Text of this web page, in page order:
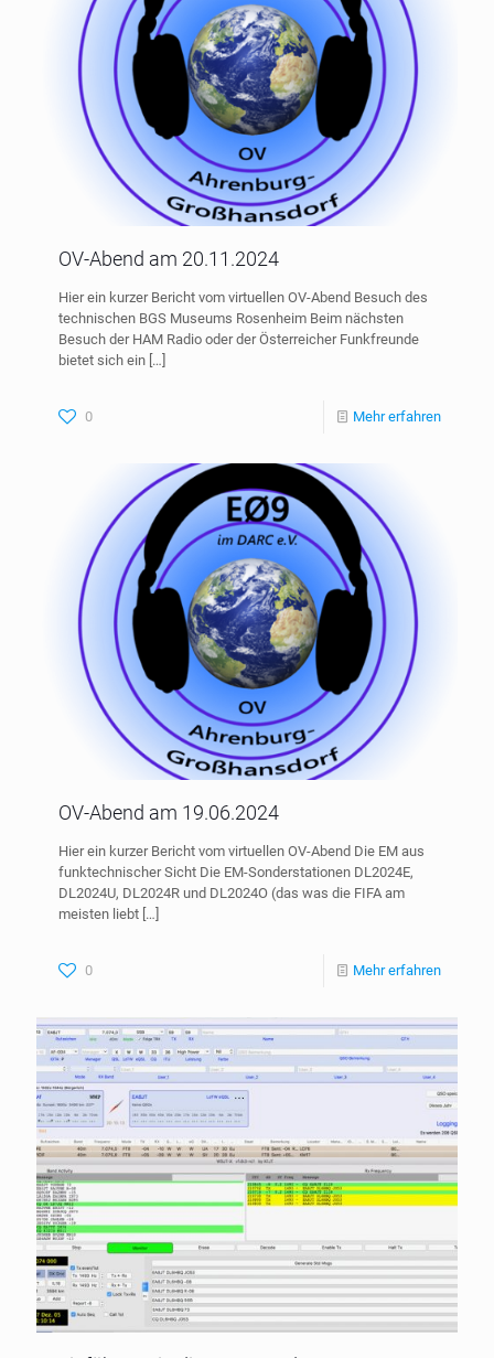
OV-Abend am 20.11.2024
Hier ein kurzer Bericht vom virtuellen OV-Abend Besuch des
technischen BGS Museums Rosenheim Beim nächsten
Besuch der HAM Radio oder der Österreicher Funkfreunde
bietet sich ein […]
0 Mehr erfahren
OV-Abend am 19.06.2024
Hier ein kurzer Bericht vom virtuellen OV-Abend Die EM aus
funktechnischer Sicht Die EM-Sonderstationen DL2024E,
DL2024U, DL2024R und DL2024O (das was die FIFA am
meisten liebt […]
0 Mehr erfahren